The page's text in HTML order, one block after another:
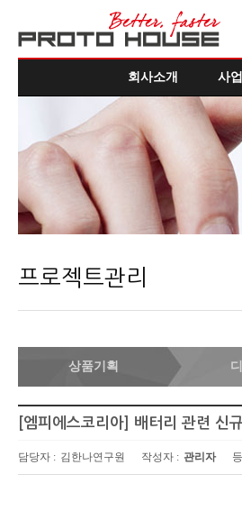
회사소개 사
프로젝트관리
상품기획
[엠피에스코리아] 배터리 관련 신
담당자 : 김한나연구원 작성자 : 관리자